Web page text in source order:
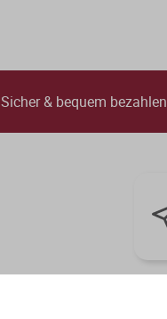
Sicher & bequem bezahlen